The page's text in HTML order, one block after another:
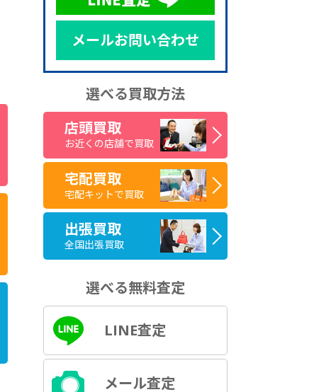
メールお問い合わせ
選べる買取方法
店頭買取
お近くの店舗で買取
宅配買取
宅配キットで買取
出張買取
全国出張買取
選べる無料査定
LINE査定
メール査定